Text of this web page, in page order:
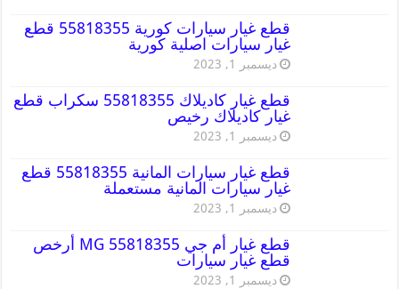
قطع غيار سيارات كورية 55818355 قطع
غيار سيارات اصلية كورية
ديسمبر 1, 2023
قطع غيار كاديلاك 55818355 سكراب قطع
غيار كاديلاك رخيص
ديسمبر 1, 2023
قطع غيار سيارات المانية 55818355 قطع
غيار سيارات المانية مستعملة
ديسمبر 1, 2023
قطع غيار أم جي MG 55818355 أرخص
قطع غيار سيارات
ديسمبر 1, 2023